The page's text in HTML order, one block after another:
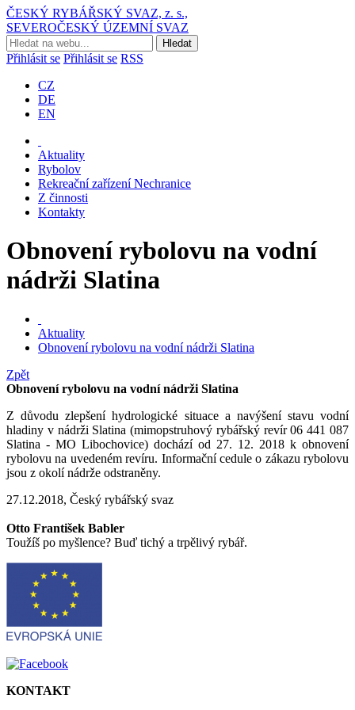
ČESKÝ RYBÁŘSKÝ SVAZ, z. s.,
SEVEROČESKÝ ÚZEMNÍ SVAZ
Přihlásit se Přihlásit se RSS
CZ
DE
EN
Aktuality
Rybolov
Rekreační zařízení Nechranice
Z činnosti
Kontakty
Obnovení rybolovu na vodní
nádrži Slatina
Aktuality
Obnovení rybolovu na vodní nádrži Slatina
Zpět
Obnovení rybolovu na vodní nádrži Slatina
Z důvodu zlepšení hydrologické situace a navýšení stavu vodní
hladiny v nádrži Slatina (mimopstruhový rybářský revír 06 441 087
Slatina - MO Libochovice) dochází od 27. 12. 2018 k obnovení
rybolovu na uvedeném revíru. Informační cedule o zákazu rybolovu
jsou z okolí nádrže odstraněny.
27.12.2018, Český rybářský svaz
Otto František Babler
Toužíš po myšlence? Buď tichý a trpělivý rybář.
KONTAKT